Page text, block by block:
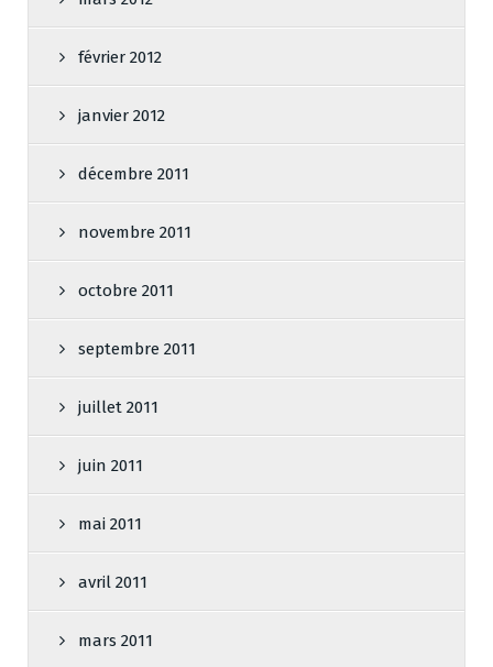
février 2012
janvier 2012
décembre 2011
novembre 2011
octobre 2011
septembre 2011
juillet 2011
juin 2011
mai 2011
avril 2011
mars 2011